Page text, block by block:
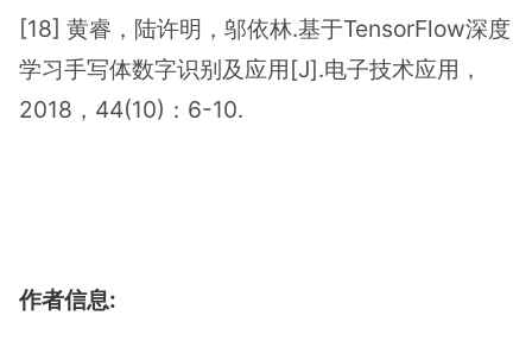
[18] 黄睿，陆许明，邬依林.基于TensorFlow深度
学习手写体数字识别及应用[J].电子技术应用，
2018，44(10)：6-10.
作者信息: